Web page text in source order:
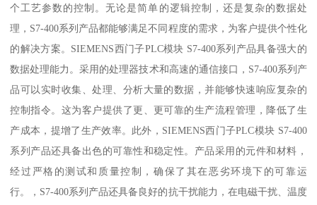
个工艺参数的控制。无论是简单的逻辑控制，还是复杂的数据处
理，S7-400系列产品都能够满足不同程度的需求，为客户提供个性化
的解决方案。SIEMENS西门子PLC模块 S7-400系列产品具备强大的
数据处理能力。采用的处理器技术和高速的通信接口，S7-400系列产
品可以实时收集、处理、分析大量的数据，并能够快速响应复杂的
控制指令。这为客户提供了更、更可靠的生产流程管理，降低了生
产成本，提增了生产效率。此外，SIEMENS西门子PLC模块 S7-400
系列产品还具备出色的可靠性和稳定性。产品采用的元件和材料，
经过严格的测试和质量控制，确保了其在恶劣环境下的可靠运
行。，S7-400系列产品还具备良好的抗干扰能力，在电磁干扰、温度